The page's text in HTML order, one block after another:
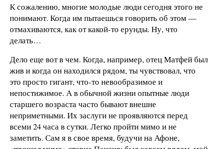
К сожалению, многие молодые люди сегодня этого не
понимают. Когда им пытаешься говорить об этом —
отмахиваются, как от какой-то ерунды. Ну, что
делать…
Дело еще вот в чем. Когда, например, отец Матфей был
жив и когда он находился рядом, ты чувствовал, что
это просто гигант, что-то невообразимое и
непостижимое. А в обычной жизни опытные люди
старшего возраста часто бывают внешне
неприметными. Их заслуги не проявляются перед
всеми 24 часа в сутки. Легко пройти мимо и не
заметить. Сам я в свое время, будучи на Афоне,